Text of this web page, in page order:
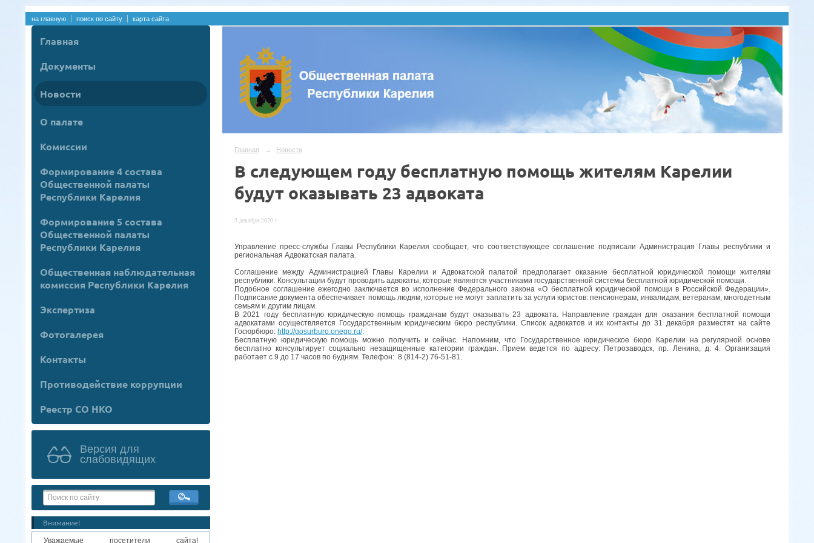
на главную поиск по сайту карта сайта
Главная
Документы
Новости
О палате
Комиссии
Формирование 4 состава
Общественной палаты
Республики Карелия
Формирование 5 состава
Общественной палаты
Республики Карелия
Общественная наблюдательная
комиссия Республики Карелия
Экспертиза
Фотогалерея
Контакты
Противодействие коррупции
Реестр СО НКО
Версия для
слабовидящих
Внимание!
Уважаемые посетители сайта!
Главная → Новости
В следующем году бесплатную помощь жителям Карелии
будут оказывать 23 адвоката
3 декабря 2020 г.
Управление пресс-службы Главы Республики Карелия сообщает, что соответствующее соглашение подписали Администрация Главы республики и
региональная Адвокатская палата.
Соглашение между Администрацией Главы Карелии и Адвокатской палатой предполагает оказание бесплатной юридической помощи жителям
республики. Консультации будут проводить адвокаты, которые являются участниками государственной системы бесплатной юридической помощи.
Подобное соглашение ежегодно заключается во исполнение Федерального закона «О бесплатной юридической помощи в Российской Федерации».
Подписание документа обеспечивает помощь людям, которые не могут заплатить за услуги юристов: пенсионерам, инвалидам, ветеранам, многодетным
семьям и другим лицам.
В 2021 году бесплатную юридическую помощь гражданам будут оказывать 23 адвоката. Направление граждан для оказания бесплатной помощи
адвокатами осуществляется Государственным юридическим бюро республики. Список адвокатов и их контакты до 31 декабря разместят на сайте
Госюрбюро: http://gosurburo.onego.ru/.
Бесплатную юридическую помощь можно получить и сейчас. Напомним, что Государственное юридическое бюро Карелии на регулярной основе
бесплатно консультирует социально незащищенные категории граждан. Прием ведется по адресу: Петрозаводск, пр. Ленина, д. 4. Организация
работает с 9 до 17 часов по будням. Телефон: 8 (814-2) 76-51-81.